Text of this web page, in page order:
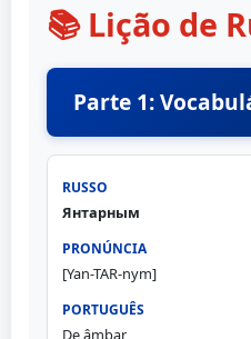
📚 Lição de
Parte 1:
Янтарным
[Yan-TAR-nym]
De âmbar